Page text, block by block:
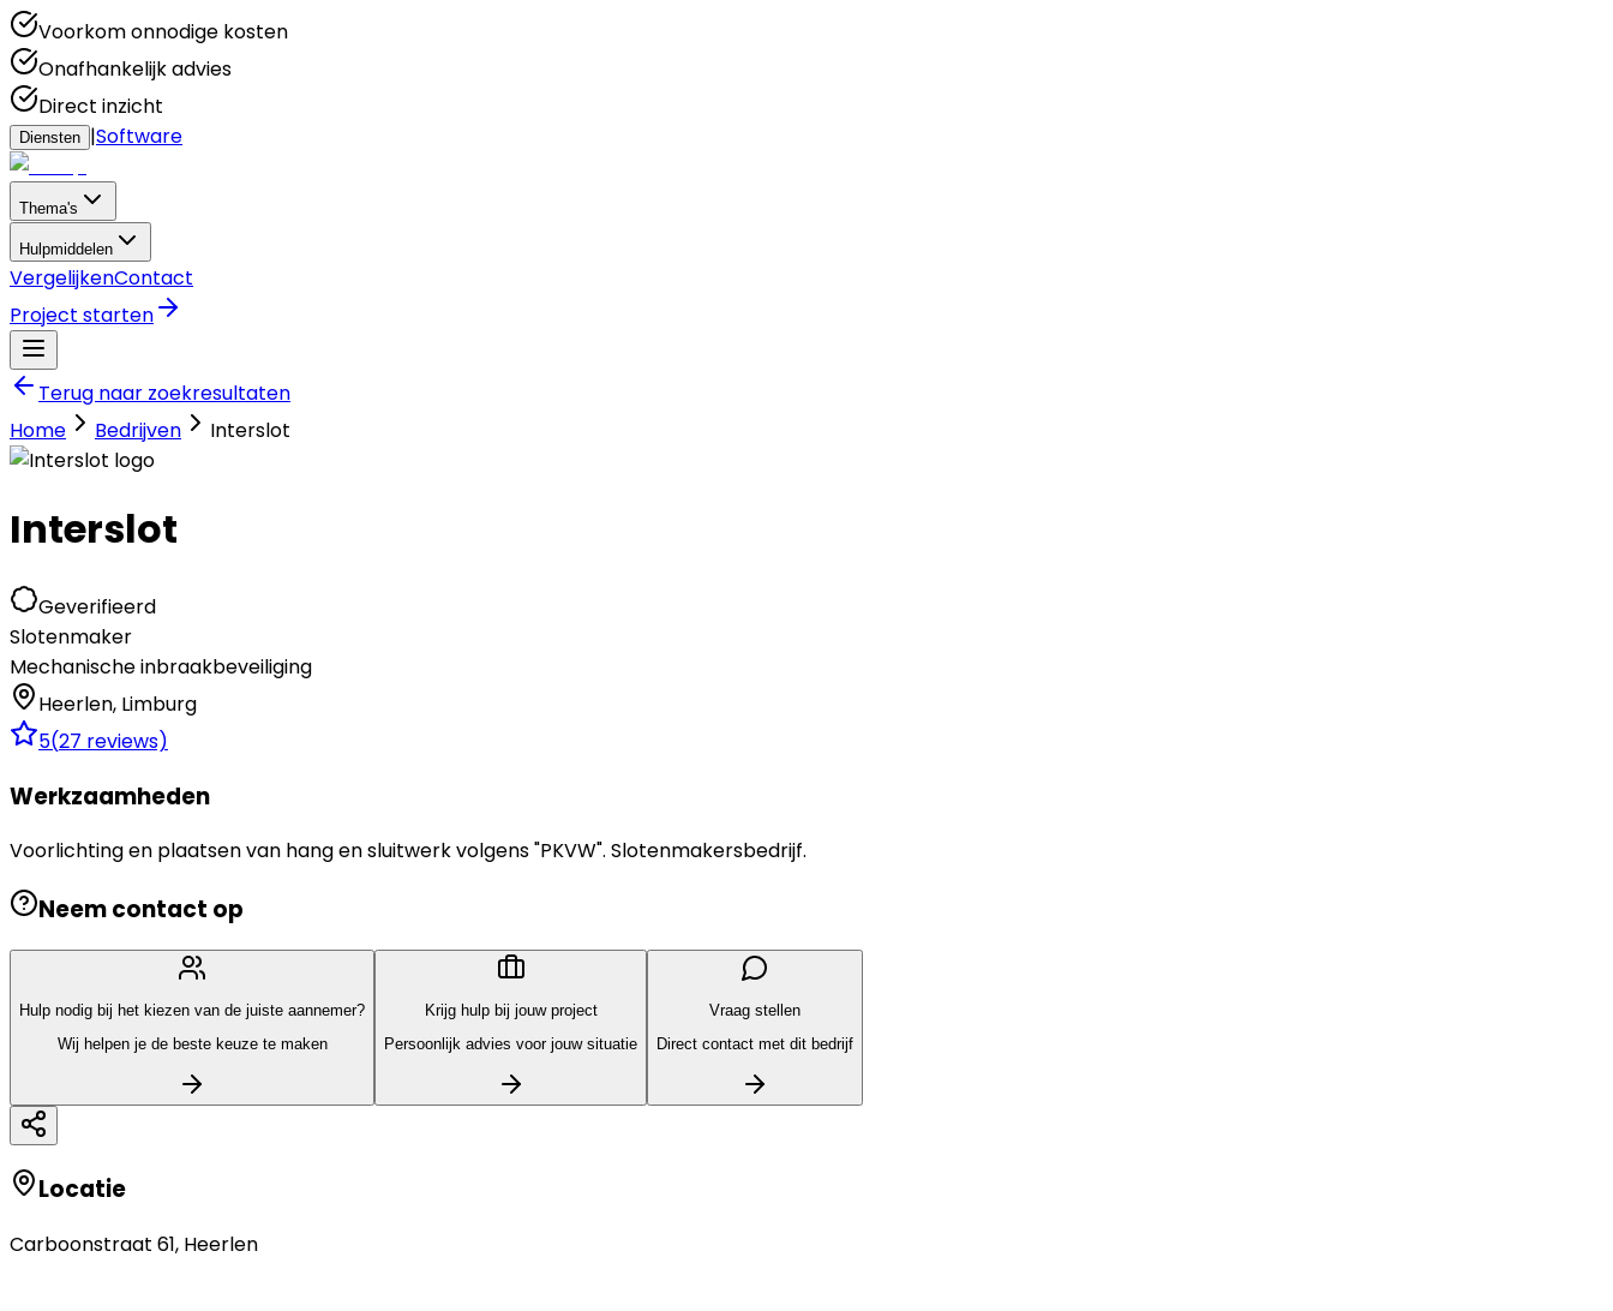
Voorkom onnodige kosten
Onafhankelijk advies
Direct inzicht
Diensten |Software
Thema's
Hulpmiddelen
VergelijkenContact
Project starten
Terug naar zoekresultaten
Home
Bedrijven Interslot
Interslot
Geverifieerd
Slotenmaker
Mechanische inbraakbeveiliging
Heerlen, Limburg
5(27 reviews)
Werkzaamheden
Voorlichting en plaatsen van hang en sluitwerk volgens "PKVW". Slotenmakersbedrijf.
Neem contact op
Hulp nodig bij het kiezen van de juiste aannemer?
Wij helpen je de beste keuze te maken
Krijg hulp bij jouw project
Persoonlijk advies voor jouw situatie
Vraag stellen
Direct contact met dit bedrijf
Locatie
Carboonstraat 61, Heerlen